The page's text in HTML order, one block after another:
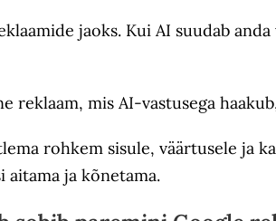
jaoks. Kui AI suudab
reklaam, mis AI-vastusega
rohkem sisule, väärtusele ja
aitama ja kõnetama.